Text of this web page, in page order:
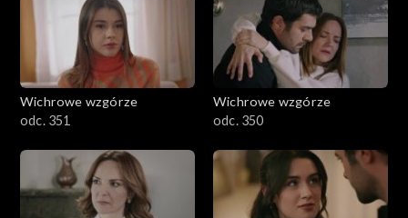
Wichrowe wzgórze
odc. 351
Wichrowe wzgórze
odc. 350